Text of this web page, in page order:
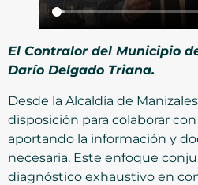
El Contralor del Municipio
Darío Delgado Triana.
Desde la Alcaldía de
disposición para colaborar
aportando la información y
necesaria. Este enfoque
diagnóstico exhaustivo en